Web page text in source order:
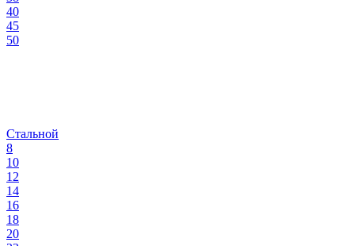
40
45
50
Стальной
8
10
12
14
16
18
20